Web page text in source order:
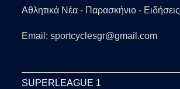
Αθλητικά Νέα - Παρασκήνιο - Ειδήσεις
Email: sportcyclesgr@gmail.com
SUPERLEAGUE 1